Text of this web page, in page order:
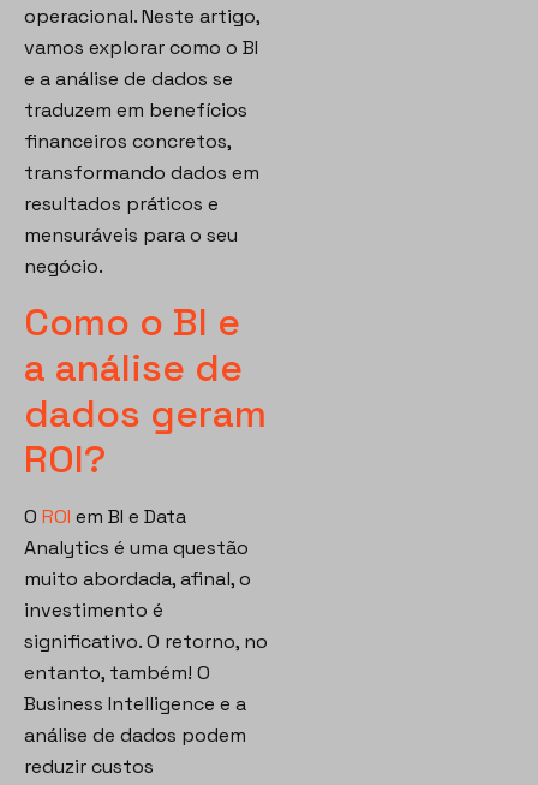
operacional. Neste artigo,
vamos explorar como o BI
e a análise de dados se
traduzem em benefícios
financeiros concretos,
transformando dados em
resultados práticos e
mensuráveis para o seu
negócio.
Como o BI e
a análise de
dados geram
ROI?
O ROI em BI e Data
Analytics é uma questão
muito abordada, afinal, o
investimento é
significativo. O retorno, no
entanto, também! O
Business Intelligence e a
análise de dados podem
reduzir custos